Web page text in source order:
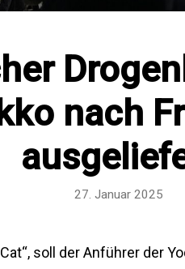
nach
27. Januar 2025
soll der Anführer der